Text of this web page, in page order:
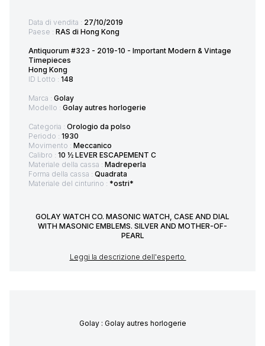
Data di vendita : 27/10/2019
Paese : RAS di Hong Kong
Antiquorum #323 - 2019-10 - Important Modern & Vintage
Timepieces
Hong Kong
ID Lotto : 148
Marca : Golay
Modello : Golay autres horlogerie
Categoria : Orologio da polso
Periodo : 1930
Movimento : Meccanico
Calibro : 10 ½ LEVER ESCAPEMENT C
Materiale della cassa : Madreperla
Forma della cassa : Quadrata
Materiale del cinturino : *ostri*
GOLAY WATCH CO. MASONIC WATCH, CASE AND DIAL
WITH MASONIC EMBLEMS. SILVER AND MOTHER-OF-
PEARL
Leggi la descrizione dell'esperto
Golay : Golay autres horlogerie